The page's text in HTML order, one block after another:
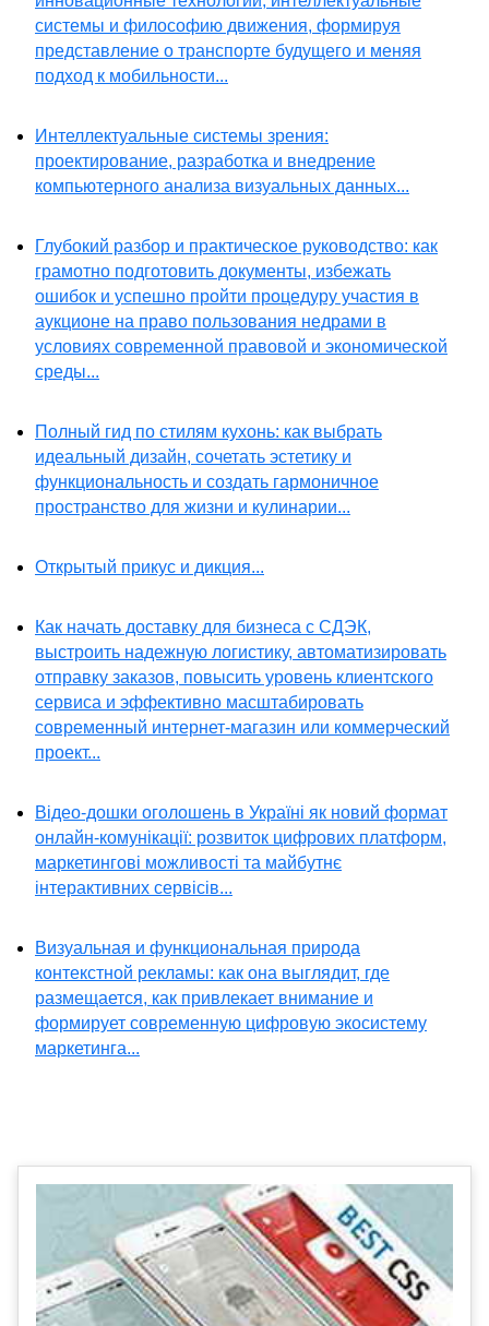
системы и философию движения, формируя
представление о транспорте будущего и меняя
подход к мобильности...
Интеллектуальные системы зрения:
проектирование, разработка и внедрение
компьютерного анализа визуальных данных...
Глубокий разбор и практическое руководство: как
грамотно подготовить документы, избежать
ошибок и успешно пройти процедуру участия в
аукционе на право пользования недрами в
условиях современной правовой и экономической
среды...
Полный гид по стилям кухонь: как выбрать
идеальный дизайн, сочетать эстетику и
функциональность и создать гармоничное
пространство для жизни и кулинарии...
Открытый прикус и дикция...
Как начать доставку для бизнеса с СДЭК,
выстроить надежную логистику, автоматизировать
отправку заказов, повысить уровень клиентского
сервиса и эффективно масштабировать
современный интернет-магазин или коммерческий
проект...
Відео-дошки оголошень в Україні як новий формат
онлайн-комунікації: розвиток цифрових платформ,
маркетингові можливості та майбутнє
інтерактивних сервісів...
Визуальная и функциональная природа
контекстной рекламы: как она выглядит, где
размещается, как привлекает внимание и
формирует современную цифровую экосистему
маркетинга...